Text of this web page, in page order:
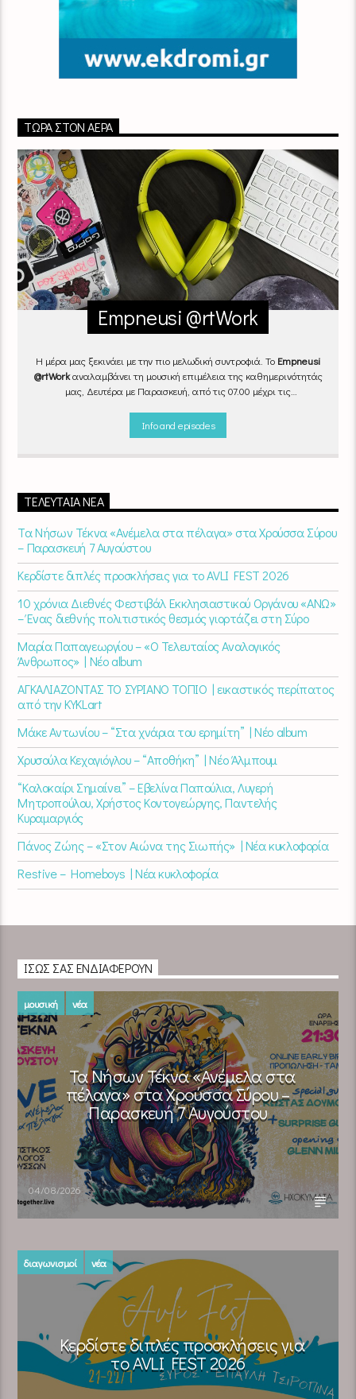
ΤΏΡΑ ΣΤΟΝ ΑΈΡΑ
Empneusi @rtWork
Η μέρα μας ξεκινάει με την πιο μελωδική συντροφιά. Το Empneusi
@rtWorkαναλαμβάνει τη μουσική επιμέλεια της καθημερινότητάς
μας, Δευτέρα με Παρασκευή, από τις 07.00 μέχρι τις
εναλλάσσονται αρμονικά, θυμίζοντάς μας πως δουλειά και
Καθημερινά(Δευτέρα-Παρασκευή)
Info and episodes
ΤΕΛΕΥΤΑΊΑ ΝΈΑ
Τα Νήσων Τέκνα «Ανέμελα στα πέλαγα» στα Χρούσσα Σύρου
– Παρασκευή 7 Αυγούστου
Κερδίστε διπλές προσκλήσεις για το AVLI FEST 2026
10 χρόνια Διεθνές Φεστιβάλ Εκκλησιαστικού Οργάνου «ΑΝΩ»
– Ένας διεθνής πολιτιστικός θεσμός γιορτάζει στη Σύρο​
Μαρία Παπαγεωργίου – «Ο Τελευταίος Αναλογικός
Άνθρωπος» | Νέο album
ΑΓΚΑΛΙΑΖΟΝΤΑΣ ΤΟ ΣΥΡΙΑΝΟ ΤΟΠΙΟ | εικαστικός περίπατος
από την KYKLart
Μάκε Αντωνίου – “Στα χνάρια του ερημίτη” | Νέο album
Χρυσούλα Κεχαγιόγλου – “Αποθήκη” | Νέο Άλμπουμ
“Καλοκαίρι Σημαίνει” – Εβελίνα Παπούλια, Λυγερή
Μητροπούλου, Χρήστος Κοντογεώργης, Παντελής
Κυραμαργιός
Πάνος Ζώης – «Στον Αιώνα της Σιωπής» | Νέα κυκλοφορία
Restive – Homeboys | Νέα κυκλοφορία
ΊΣΩΣ ΣΑΣ ΕΝΔΙΑΦΈΡΟΥΝ
μουσική νέα
Τα Νήσων Τέκνα «Ανέμελα στα
πέλαγα» στα Χρούσσα Σύρου –
Παρασκευή 7 Αυγούστου
04/08/2026
διαγωνισμοί νέα
Κερδίστε διπλές προσκλήσεις για
το AVLI FEST 2026